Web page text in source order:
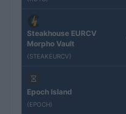
Steakhouse EURCV
Morpho Vault
(STEAKEURCV)
Epoch Island
(EPOCH)